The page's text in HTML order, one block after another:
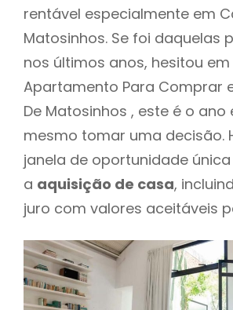
rentável especialmente em
Matosinhos. Se foi daquelas
nos últimos anos, hesitou em
Apartamento Para Comprar
De Matosinhos , este é o ano
mesmo tomar uma decisão.
janela de oportunidade
a aquisição de casa,
juro com valores aceitáveis